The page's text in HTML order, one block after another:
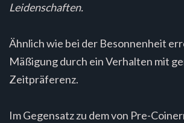
Leidenschaften.
Ähnlich wie bei der Besonnenheit
Mäßigung durch ein Verhalten mit
Zeitpräferenz.
Im Gegensatz zu dem von Pre-